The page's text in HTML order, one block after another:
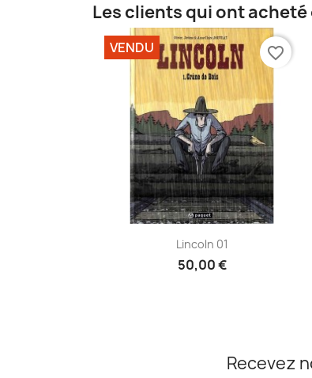
Les clients qui ont
Aperçu rapide
Lincoln 01
50,00 €
VENDU favorite_border
Recevez